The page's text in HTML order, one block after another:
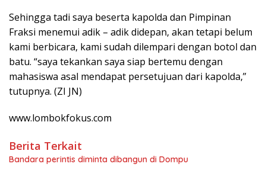
Sehingga tadi saya beserta kapolda dan Pimpinan
Fraksi menemui adik – adik didepan, akan tetapi belum
kami berbicara, kami sudah dilempari dengan botol dan
batu. “saya tekankan saya siap bertemu dengan
mahasiswa asal mendapat persetujuan dari kapolda,”
tutupnya. (ZI JN)
www.lombokfokus.com
Berita Terkait
Bandara perintis diminta dibangun di Dompu